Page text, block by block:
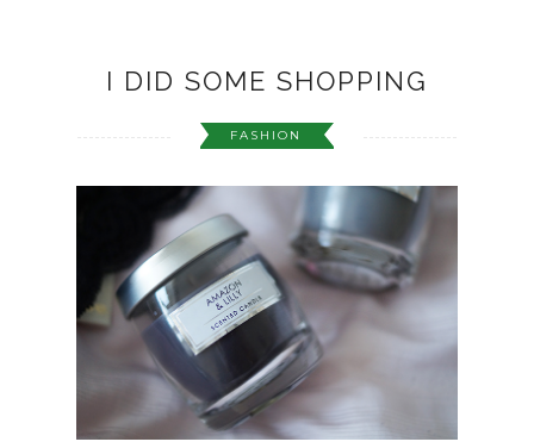
I DID SOME SHOPPING
FASHION